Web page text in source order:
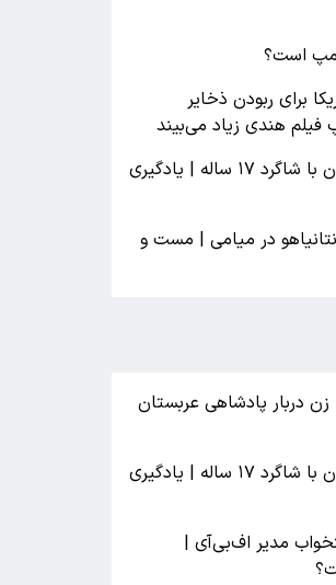
است؟
برای ربودن ذخایر
هندی زیاد می‌بیند
رسوایی جنسی معلم زن با شاگرد ۱۷ ساله | یادگیری
در میامی | مست و
زن دربار پادشاهی عربستان
رسوایی جنسی معلم زن با شاگرد ۱۷ ساله | یادگیری
مدیر اف‌بی‌آی |